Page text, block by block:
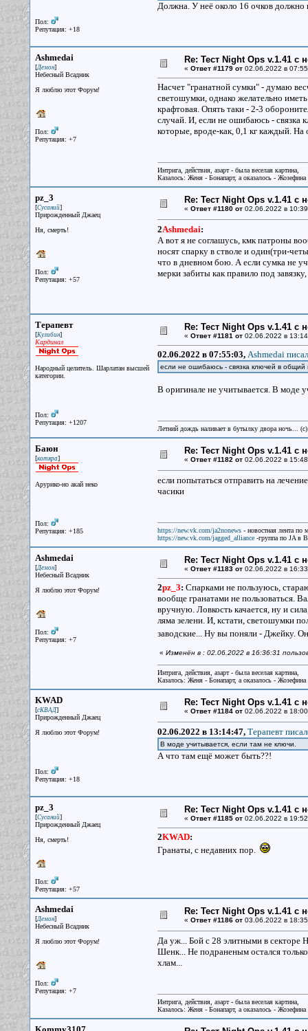
Пол:
Репутация: +18
Должна. У неё около 16 очков должно
Ashmedai
[Демон]
Небесный Всадник
Я люблю этот Форум!
Пол:
Репутация: +7
Re: Тест Night Ops v.1.41 с
« Ответ #1179 от02.06.2022 в
Насчет "гранатной сумки" - думаю
светошумки, однако желательно
крафтовая. Опять таки - 2-3
случай. И, если не ошибаюсь - связка
которые, вроде-как, 0,1 кг каждый. На
Интрига, действия, азарт - была веселая картина,
Казалось: Женя - Бонапарт, а оказалось - Жозефина
pz_3
[Сусаний]
Прирожденный Джаец
Ня, смерть!
Пол:
Репутация: +57
Re: Тест Night Ops v.1.41 с
« Ответ #1180 от02.06.2022 в
2Ashmedai:
А вот я не соглашусь, кмк патроны
носят спарку в стволе и один(три-
что в дневном бою. А если сумка не
мерки забиты как правило под
Терапевт
[Кулибин]
Кардинал
Народный целитель. Шарлатан высшей
категории.
Пол:
Репутация: +1207
Re: Тест Night Ops v.1.41 с
« Ответ #1181 от02.06.2022 в
02.06.2022 в 07:55:03, Ashmedai
если не ошибаюсь - связка ключей в общий
В оригинале не учитывается. В моде
Летний дождь наливает в бутылку двора ночь...
Баюн
[котяра]
Арурико-но акай неко
Пол:
Репутация: +185
Re: Тест Night Ops v.1.41 с
« Ответ #1182 от02.06.2022 в
если попытаться отправить на
часики
https://new.vk.com/ja2nonews- новостная лента по
https://new.vk.com/jagged_alliance-группа по JA в
Ashmedai
[Демон]
Небесный Всадник
Я люблю этот Форум!
Пол:
Репутация: +7
Re: Тест Night Ops v.1.41 с
« Ответ #1183 от02.06.2022 в
2pz_3: Спарками не пользуюсь,
вообще гранатами не пользоваться.
вручную. Ловкость качается, ну и
ляма зелени. И, кстати, светошумки
заводские... Ну вы поняли - Джейку.
« Изменён в : 02.06.2022 в 16:36:31
Интрига, действия, азарт - была веселая картина,
Казалось: Женя - Бонапарт, а оказалось - Жозефина
KWAD
[сКВАД]
Прирожденный Джаец
Я люблю этот Форум!
Пол:
Репутация: +18
Re: Тест Night Ops v.1.41 с
« Ответ #1184 от02.06.2022 в
02.06.2022 в 13:14:47, Терапевт
В моде учитывается, если там не ключи.
А что там ещё может быть??!
pz_3
[Сусаний]
Прирожденный Джаец
Ня, смерть!
Пол:
Репутация: +57
Re: Тест Night Ops v.1.41 с
« Ответ #1185 от02.06.2022 в
2KWAD:
Гранаты, с недавних пор.
Ashmedai
[Демон]
Небесный Всадник
Я люблю этот Форум!
Пол:
Репутация: +7
Re: Тест Night Ops v.1.41 с
« Ответ #1186 от03.06.2022 в
Да уж... Бой с 28 элитными в секторе
Шенк... Не подраненым остался
хлам...
Интрига, действия, азарт - была веселая картина,
Казалось: Женя - Бонапарт, а оказалось - Жозефина